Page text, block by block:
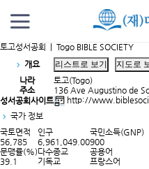
토고성서공회 | Togo BIBLE SOCIETY
개요
나라
토고(Togo)
주소
136 Ave Augustino de
성서공회사이트
http://
국가 정보
국토면적
인구
국민소득(GNP)
56,785
6,961,049.00900
문맹률(%)다수종교
공용어
39.1
기독교
프랑스어